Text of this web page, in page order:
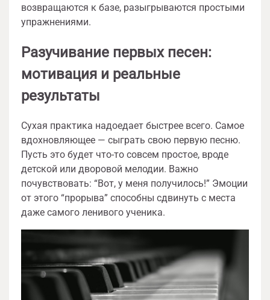
возвращаются к базе, разыгрываются простыми
упражнениями.
Разучивание первых песен:
мотивация и реальные
результаты
Сухая практика надоедает быстрее всего. Самое
вдохновляющее — сыграть свою первую песню.
Пусть это будет что-то совсем простое, вроде
детской или дворовой мелодии. Важно
почувствовать: “Вот, у меня получилось!” Эмоции
от этого “прорыва” способны сдвинуть с места
даже самого ленивого ученика.